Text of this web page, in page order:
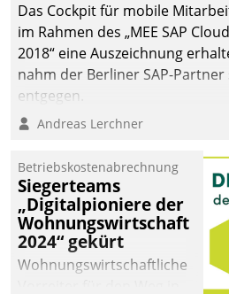
Das Cockpit für mobile
im Rahmen des „MEE SAP
2018“ eine Auszeichnung
nahm der Berliner SAP-
entgegen.
Andreas Lerchner
Betriebskostenabrechnung
Siegerteams
„Digitalpioniere der
Wohnungswirtschaft
2024“ gekürt
Wohnungswirtschaftliche